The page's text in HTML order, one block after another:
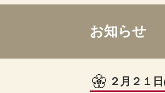
お知らせ
２月２１